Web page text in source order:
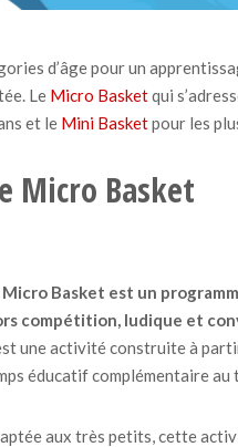
d’âge pour un
Le Micro Basketqui
et le Mini Basketpour les
Micro Basket
Micro Basket est un
compétition, ludique et
une activité construite à
éducatif complémentaire au
aux très petits, cette